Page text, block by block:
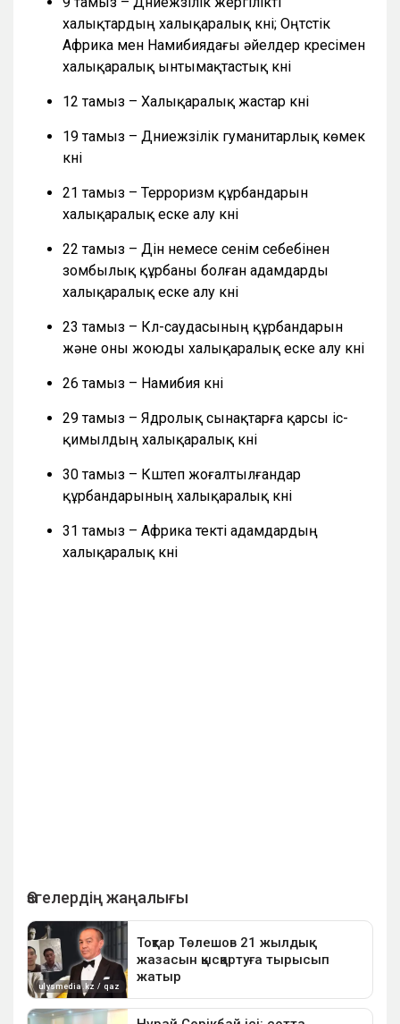
халықтардың халықаралық күні; Оңтүстік
Африка мен Намибиядағы әйелдер күресімен
халықаралық ынтымақтастық күні
12 тамыз – Халықаралық жастар күні
19 тамыз – Дүниежүзілік гуманитарлық көмек
күні
21 тамыз – Терроризм құрбандарын
халықаралық еске алу күні
22 тамыз – Дін немесе сенім себебінен
зомбылық құрбаны болған адамдарды
халықаралық еске алу күні
23 тамыз – Күл-саудасының құрбандарын
және оны жоюды халықаралық еске алу күні
26 тамыз – Намибия күні
29 тамыз – Ядролық сынақтарға қарсы іс-
қимылдың халықаралық күні
30 тамыз – Күштеп жоғалтылғандар
құрбандарының халықаралық күні
31 тамыз – Африка текті адамдардың
халықаралық күні